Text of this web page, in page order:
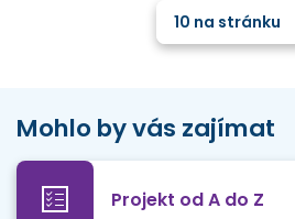
10 na stránku
Mohlo by vás zajímat
Projekt od A do Z